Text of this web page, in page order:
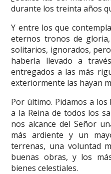
durante los treinta años
Y entre los que
eternos tronos de
solitarios, ignorados,
haberla llevado a
entregados a las más
exteriormente las hayan
Por último. Pidamos a
a la Reina de todos los
nos alcance del Señor
más ardiente y un
terrenas, una voluntad
buenas obras, y los
bienes celestiales.